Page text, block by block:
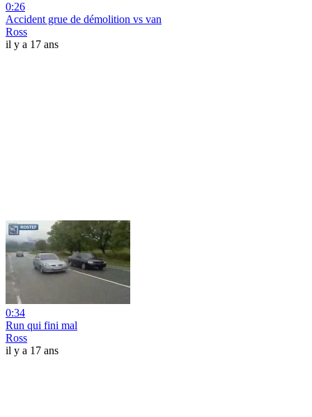
0:26
Accident grue de démolition vs van
Ross
il y a 17 ans
0:34
Run qui fini mal
Ross
il y a 17 ans